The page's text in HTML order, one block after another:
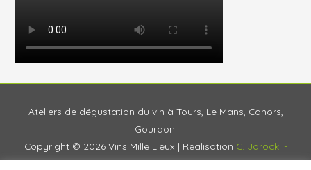
Ateliers de dégustation du vin à Tours, Le Mans, Cahors,
Gourdon.
Copyright © 2026 Vins Mille Lieux | Réalisation C. Jarocki -
Agence Vivante